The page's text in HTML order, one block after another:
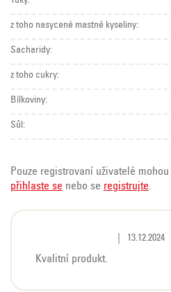
z toho nasycené mastné kyseliny:
Sacharidy:
z toho cukry:
Bílkoviny:
Sůl:
Pouze registrovaní uživatelé
přihlaste se nebo se registrujte.
p
Hodnocení
13.12.2024
Kvalitní produkt.